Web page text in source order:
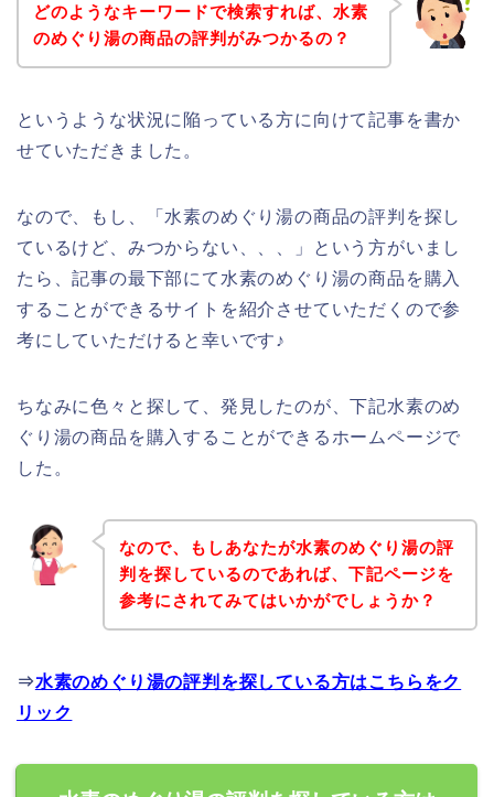
どのようなキーワードで検索すれば、水素
のめぐり湯の商品の評判がみつかるの？
というような状況に陥っている方に向けて記事を書か
せていただきました。
なので、もし、「水素のめぐり湯の商品の評判を探し
ているけど、みつからない、、、」という方がいまし
たら、記事の最下部にて水素のめぐり湯の商品を購入
することができるサイトを紹介させていただくので参
考にしていただけると幸いです♪
ちなみに色々と探して、発見したのが、下記水素のめ
ぐり湯の商品を購入することができるホームページで
した。
なので、もしあなたが水素のめぐり湯の評
判を探しているのであれば、下記ページを
参考にされてみてはいかがでしょうか？
⇒水素のめぐり湯の評判を探している方はこちらをク
リック